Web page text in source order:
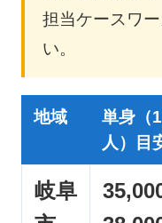
担当ケースワ
い。
地域
単身（1
人）目
岐阜